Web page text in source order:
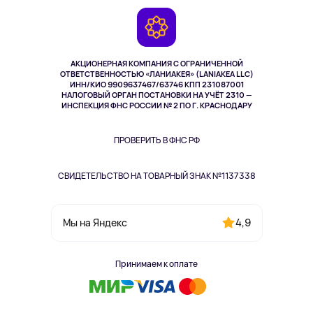
АКЦИОНЕРНАЯ КОМПАНИЯ С ОГРАНИЧЕННОЙ
ОТВЕТСТВЕННОСТЬЮ «ЛАНИАКЕЯ» (LANIAKEA LLC)
ИНН/КИО 9909637467/63746 КПП 231087001
НАЛОГОВЫЙ ОРГАН ПОСТАНОВКИ НА УЧЁТ 2310 —
ИНСПЕКЦИЯ ФНС РОССИИ № 2 ПО Г. КРАСНОДАРУ
ПРОВЕРИТЬ В ФНС РФ
СВИДЕТЕЛЬСТВО НА ТОВАРНЫЙ ЗНАК №1137338
Мы на Яндекс 4,9
Принимаем к оплате
Здоровье питомцев
Одежда и аксессуары